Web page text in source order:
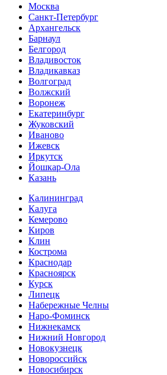
Москва
Санкт-Петербург
Архангельск
Барнаул
Белгород
Владивосток
Владикавказ
Волгоград
Волжский
Воронеж
Екатеринбург
Жуковский
Иваново
Ижевск
Иркутск
Йошкар-Ола
Казань
Калининград
Калуга
Кемерово
Киров
Клин
Кострома
Краснодар
Красноярск
Курск
Липецк
Набережные Челны
Наро-Фоминск
Нижнекамск
Нижний Новгород
Новокузнецк
Новороссийск
Новосибирск